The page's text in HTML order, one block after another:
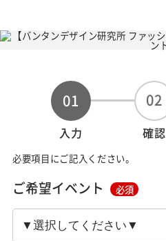
01
入力
02
確認
必要項目にご記入ください。
ご希望イベント 必須